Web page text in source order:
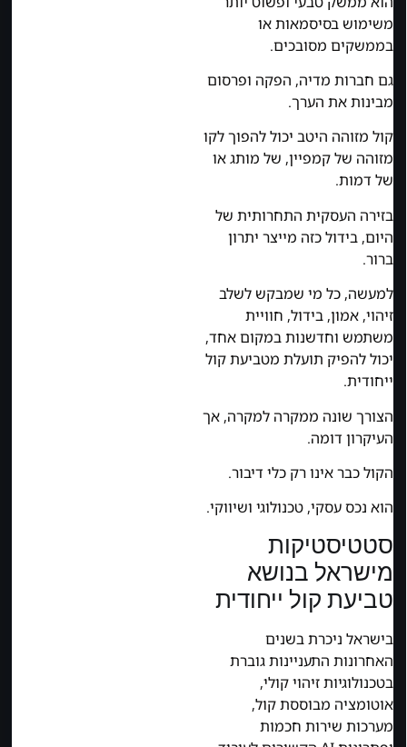
משימוש בסיסמאות או
בממשקים מסובכים.
גם חברות מדיה, הפקה ופרסום
מבינות את הערך.
קול מזוהה היטב יכול להפוך לקו
מזוהה של קמפיין, של מותג או
של דמות.
בזירה העסקית התחרותית של
היום, בידול כזה מייצר יתרון
ברור.
למעשה, כל מי שמבקש לשלב
זיהוי, אמון, בידול, חוויית
משתמש וחדשנות במקום אחד,
יכול להפיק תועלת מטביעת קול
ייחודית.
הצורך שונה ממקרה למקרה, אך
העיקרון דומה.
הקול כבר אינו רק כלי דיבור.
הוא נכס עסקי, טכנולוגי ושיווקי.
סטטיסטיקות
מישראל בנושא
טביעת קול ייחודית
בישראל ניכרת בשנים
האחרונות התעניינות גוברת
בטכנולוגיות זיהוי קולי,
אוטומציה מבוססת קול,
מערכות שירות חכמות